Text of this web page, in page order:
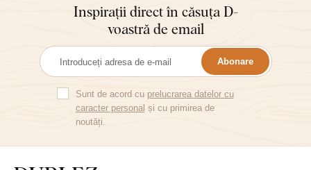
Inspirații direct în căsuța D-
voastră de email
Abonare
Sunt de acord cu prelucrarea datelor cu
caracter personal și cu primirea de
noutăți.